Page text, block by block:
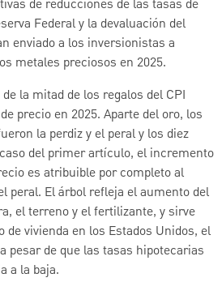
de reducciones de las tasas de
Federal y la devaluación del
enviado a los inversionistas a
metales preciosos en 2025.
la mitad de los regalos del CPI
precio en 2025. Aparte del oro, los
la perdiz y el peral y los diez
del primer artículo, el incremento
es atribuible por completo al
peral. El árbol refleja el aumento del
el terreno y el fertilizante, y sirve
de vivienda en los Estados Unidos, el
pesar de que las tasas hipotecarias
a la baja.